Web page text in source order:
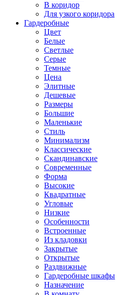
В коридор
Для узкого коридора
Гардеробные
Цвет
Белые
Светлые
Серые
Темные
Цена
Элитные
Дешевые
Размеры
Большие
Маленькие
Стиль
Минимализм
Классические
Скандинавские
Современные
Форма
Высокие
Квадратные
Угловые
Низкие
Особенности
Встроенные
Из кладовки
Закрытые
Открытые
Раздвижные
Гардеробные шкафы
Назначение